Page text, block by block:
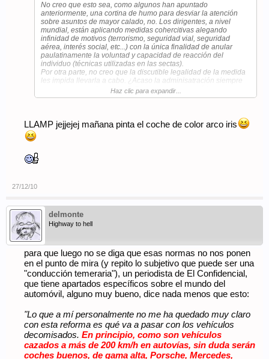
No creo que esto sea, como algunos han apuntado
anteriormente, una cortina de humo para desviar la atención
sobre asuntos de mayor calado, no. Los dirigentes, a nivel
mundial, están aplicando medidas cohercitivas alegando
infinidad de motivos (terrorismo, seguridad vial, seguridad
aérea, interés social, etc...) con la única finalidad de anular
paulatinamente la voluntad y capacidad de reacción del
individuo (técnicas utilizadas en las sectas).
Por otra parte, no creo que la discutible legalidad de la medida
les impida llevarla a cabo. ¿Acaso la adminisatración siempre
actua con acuerdo a la ley?. Pues no, porque está inmersa en
numerosos procesos judiciales y pierde bastantes de los
la pirámide, lo sabe, y hace uso de su omnipotente poder. Sólo
una fuerte sacudida de los estamentos que están por debajo
Zaragoza?
Haz clic para expandir...
LLAMP jejjejej mañana pinta el coche de color arco iris
27/12/10
delmonte
Highway to hell
para que luego no se diga que esas normas no nos ponen
en el punto de mira (y repito lo subjetivo que puede ser una
"conducción temeraria"), un periodista de El Confidencial,
que tiene apartados específicos sobre el mundo del
automóvil, alguno muy bueno, dice nada menos que esto:
"Lo que a mí personalmente no me ha quedado muy claro
con esta reforma es qué va a pasar con los vehículos
decomisados. En principio, como son vehículos
cazados a más de 200 km/h en autovías, sin duda serán
coches buenos, de gama alta, Porsche, Mercedes,